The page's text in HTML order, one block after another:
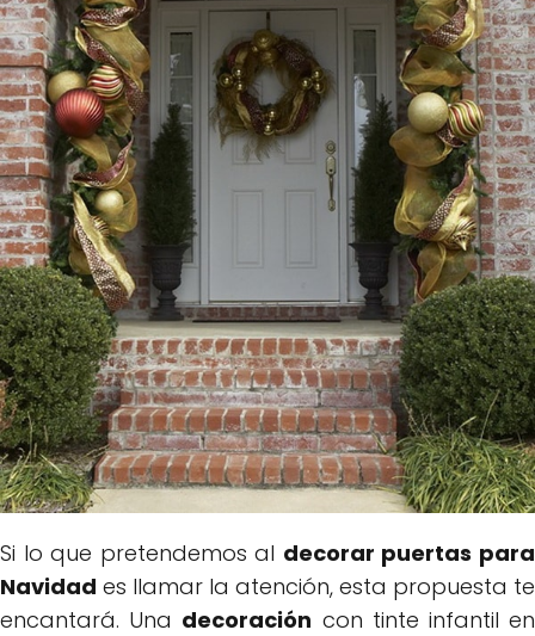
Si lo que pretendemos al decorar puertas para
Navidad es llamar la atención, esta propuesta te
encantará. Una decoración con tinte infantil en